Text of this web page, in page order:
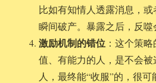
比如有知情人透露消息，
瞬间破产。暴露之后，反噬
激励机制的错位：这个策略
值、有能力的人，是不会
人，最终能“收服”的，很